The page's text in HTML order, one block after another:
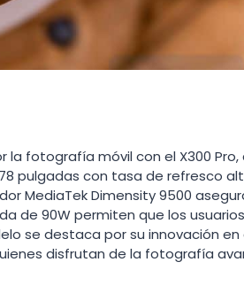
la fotografía móvil con el X300
pulgadas con tasa de refresco
MediaTek Dimensity 9500
de 90W permiten que los
se destaca por su innovación
disfrutan de la fotografía